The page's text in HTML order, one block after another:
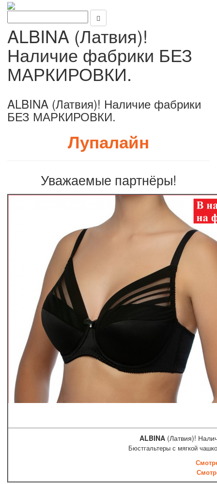
ALBINA (Латвия)!
Наличие фабрики БЕЗ
МАРКИРОВКИ.
ALBINA (Латвия)! Наличие фабрики
БЕЗ МАРКИРОВКИ.
Лупалайн
Уважаемые партнёры!
ALBINA (Латвия)!
Бюстгальтеры с мягкой